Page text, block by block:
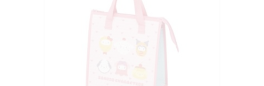
"SKATER"